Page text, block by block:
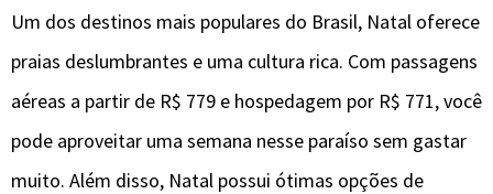
Um dos destinos mais populares do Brasil, Natal oferece
praias deslumbrantes e uma cultura rica. Com passagens
aéreas a partir de R$ 779 e hospedagem por R$ 771, você
pode aproveitar uma semana nesse paraíso sem gastar
muito. Além disso, Natal possui ótimas opções de